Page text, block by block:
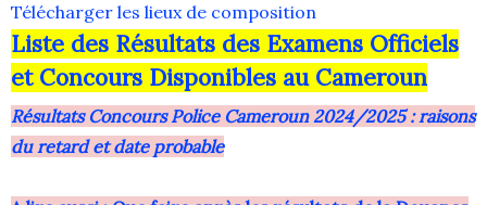
Télécharger les lieux de composition
Liste des Résultats des Examens Officiels
et Concours Disponibles au Cameroun
Résultats Concours Police Cameroun 2024/2025 : raisons
du retard et date probable